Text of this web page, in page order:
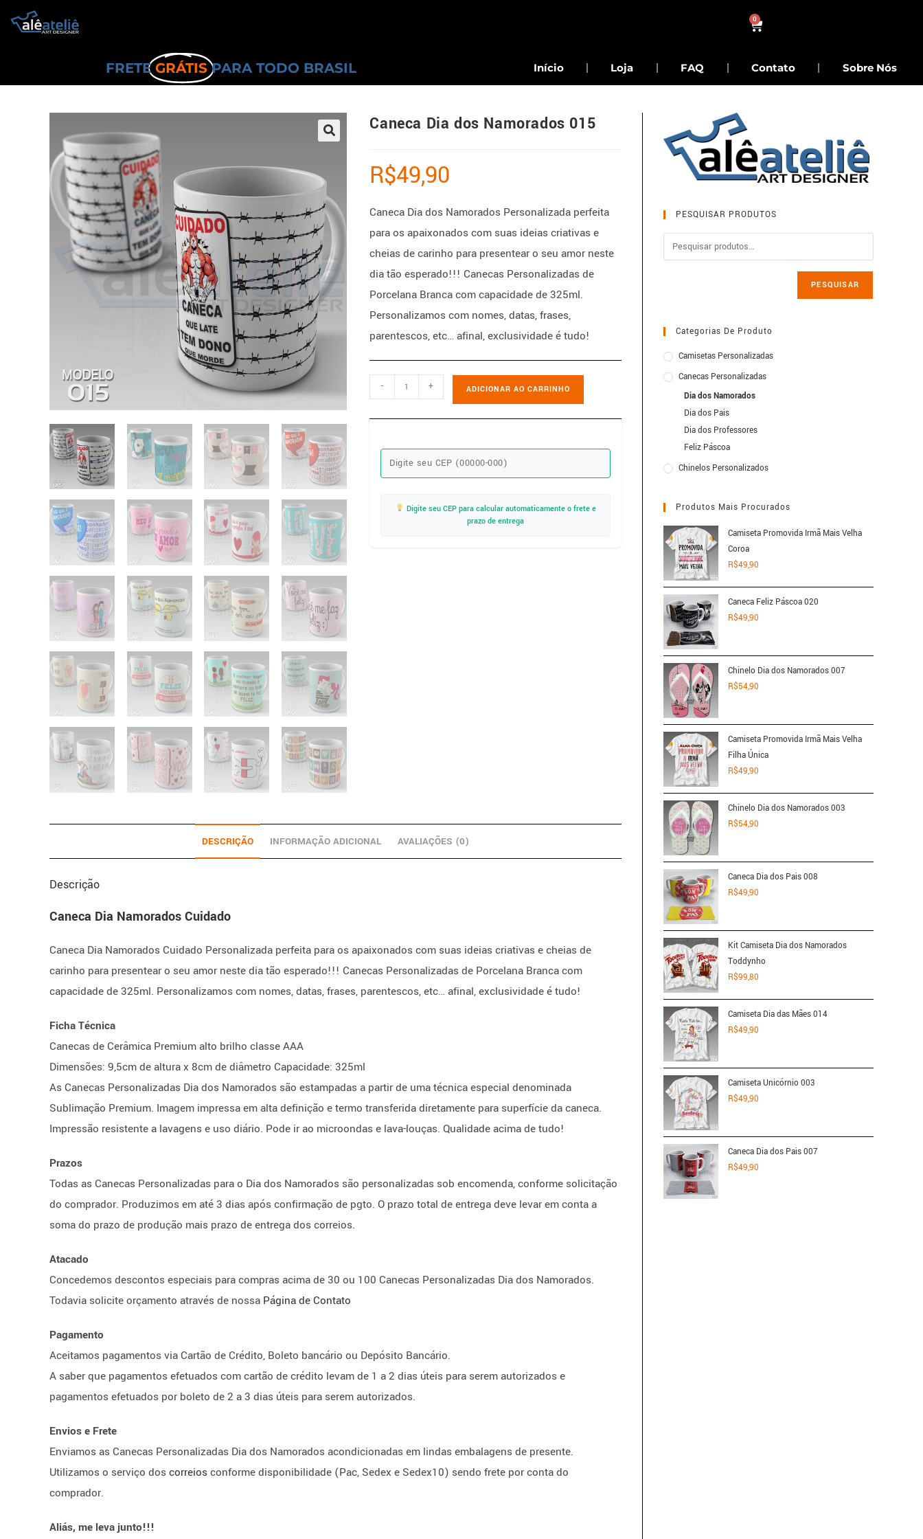
0
FRETE GRÁTIS PARA TODO BRASIL Início Loja FAQ Contato Sobre Nós
Caneca Dia dos Namorados 015
R$49,90
Caneca Dia dos Namorados Personalizada perfeita
para os apaixonados com suas ideias criativas e
cheias de carinho para presentear o seu amor neste
dia tão esperado!!! Canecas Personalizadas de
Porcelana Branca com capacidade de 325ml.
Personalizamos com nomes, datas, frases,
parentescos, etc… afinal, exclusividade é tudo!
- + ADICIONAR AO CARRINHO
Digite seu CEP para calcular automaticamente o frete e
prazo de entrega
DESCRIÇÃO INFORMAÇÃO ADICIONAL AVALIAÇÕES (0)
Descrição
Caneca Dia Namorados Cuidado
Caneca Dia Namorados Cuidado Personalizada perfeita para os apaixonados com suas ideias criativas e cheias de
carinho para presentear o seu amor neste dia tão esperado!!! Canecas Personalizadas de Porcelana Branca com
capacidade de 325ml. Personalizamos com nomes, datas, frases, parentescos, etc… afinal, exclusividade é tudo!
Ficha Técnica
Canecas de Cerâmica Premium alto brilho classe AAA
Dimensões: 9,5cm de altura x 8cm de diâmetro Capacidade: 325ml
As Canecas Personalizadas Dia dos Namorados são estampadas a partir de uma técnica especial denominada
Sublimação Premium. Imagem impressa em alta definição e termo transferida diretamente para superfície da caneca.
Impressão resistente a lavagens e uso diário. Pode ir ao microondas e lava-louças. Qualidade acima de tudo!
Prazos
Todas as Canecas Personalizadas para o Dia dos Namorados são personalizadas sob encomenda, conforme solicitação
do comprador. Produzimos em até 3 dias após confirmação de pgto. O prazo total de entrega deve levar em conta a
soma do prazo de produção mais prazo de entrega dos correios.
Atacado
Concedemos descontos especiais para compras acima de 30 ou 100 Canecas Personalizadas Dia dos Namorados.
Todavia solicite orçamento através de nossa Página de Contato
Pagamento
Aceitamos pagamentos via Cartão de Crédito, Boleto bancário ou Depósito Bancário.
A saber que pagamentos efetuados com cartão de crédito levam de 1 a 2 dias úteis para serem autorizados e
pagamentos efetuados por boleto de 2 a 3 dias úteis para serem autorizados.
Envios e Frete
Enviamos as Canecas Personalizadas Dia dos Namorados acondicionadas em lindas embalagens de presente.
Utilizamos o serviço doscorreiosconforme disponibilidade (Pac, Sedex e Sedex10) sendo frete por conta do
comprador.
Aliás, me leva junto!!!
PESQUISAR PRODUTOS
PESQUISAR
Categorias De Produto
Camisetas Personalizadas
Canecas Personalizadas
Dia dos Namorados
Dia dos Pais
Dia dos Professores
Feliz Páscoa
Chinelos Personalizados
Produtos Mais Procurados
Camiseta Promovida Irmã Mais Velha
Coroa
R$49,90
Caneca Feliz Páscoa 020
R$49,90
Chinelo Dia dos Namorados 007
R$54,90
Camiseta Promovida Irmã Mais Velha
Filha Única
R$49,90
Chinelo Dia dos Namorados 003
R$54,90
Caneca Dia dos Pais 008
R$49,90
Kit Camiseta Dia dos Namorados
Toddynho
R$99,80
Camiseta Dia das Mães 014
R$49,90
Camiseta Unicórnio 003
R$49,90
Caneca Dia dos Pais 007
R$49,90